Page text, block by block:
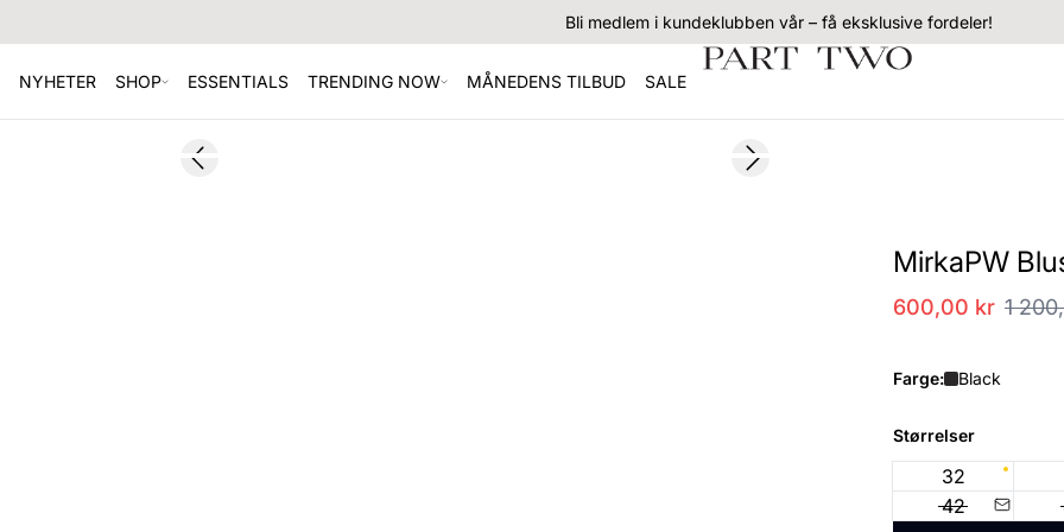
Bli medlem i kundeklubben vår – få eksklusive fordeler!
NYHETER SHOP ESSENTIALS TRENDING NOW MÅNEDENS TILBUD SALE
SALEPrevious slide Next slide
MirkaPW
600,00 kr 1
Farge: Black
Størrelser
32
42